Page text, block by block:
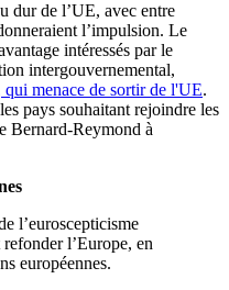
dur de l’UE, avec entre
l’impulsion. Le
intéressés par le
intergouvernemental,
menace de sortir de l'UE.
pays souhaitant rejoindre les
Bernard-Reymond à
l’euroscepticisme
l’Europe, en
européennes.